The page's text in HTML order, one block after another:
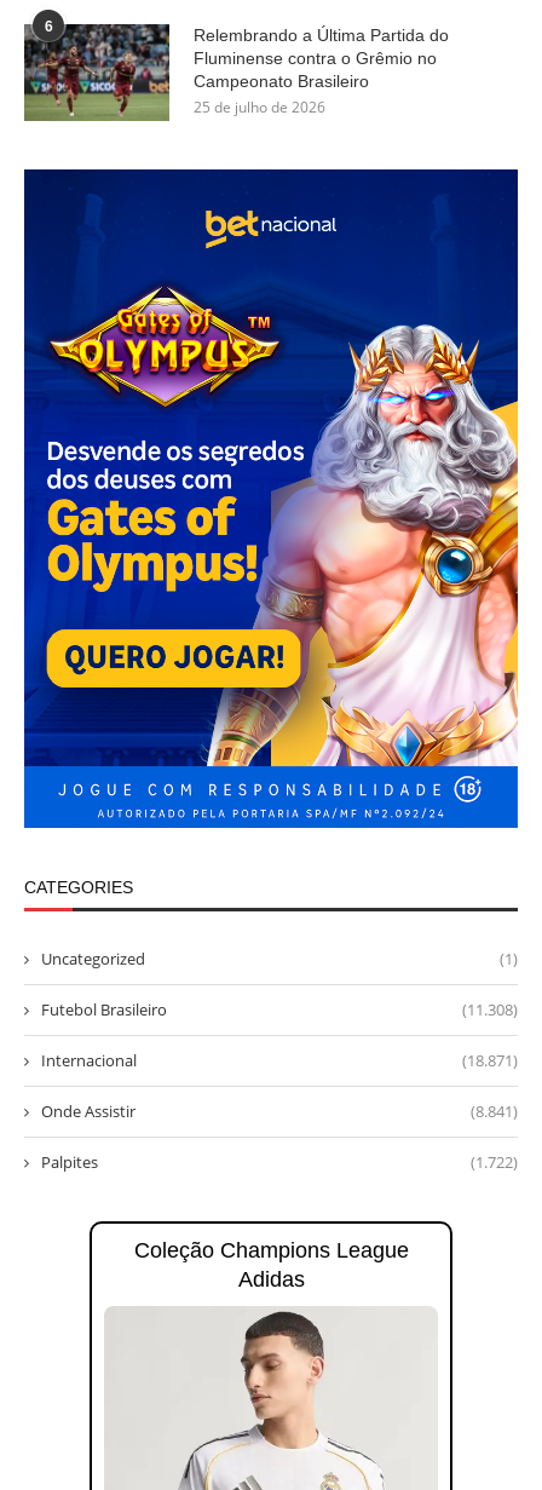
6
Relembrando a Última Partida do
Fluminense contra o Grêmio no
Campeonato Brasileiro
25 de julho de 2026
CATEGORIES
Uncategorized (1)
Futebol Brasileiro (11.308)
Internacional (18.871)
Onde Assistir (8.841)
Palpites (1.722)
Coleção Champions League
Adidas